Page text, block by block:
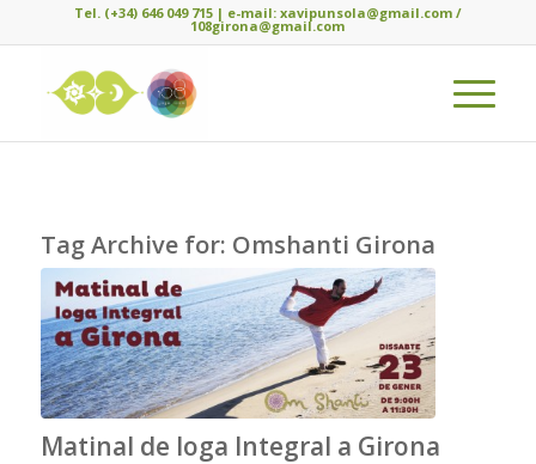
Tel. (+34) 646 049 715 | e-mail: xavipunsola@gmail.com /
108girona@gmail.com
Tag Archive for: Omshanti Girona
Matinal de Ioga Integral a Girona